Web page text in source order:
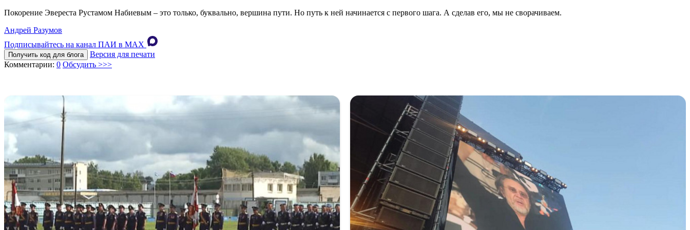
Покорение Эвереста Рустамом Набиевым – это только, буквально, вершина пути. Но путь к ней начинается с первого шага. А сделав его, мы не сворачиваем.
Андрей Разумов
Подписывайтесь на канал ПАИ в MAХ
Получить код для блога
Версия для печати
Комментарии: 0 Обсудить >>>